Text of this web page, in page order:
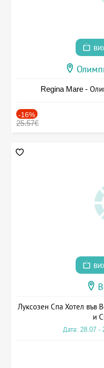
Regina Mare -
-16%
25.57€
Луксозен Спа Хотел във
и
Дата: 28.07 -